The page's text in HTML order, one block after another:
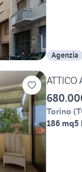
Agenzia
ATTICO
Torino (
186 mq5